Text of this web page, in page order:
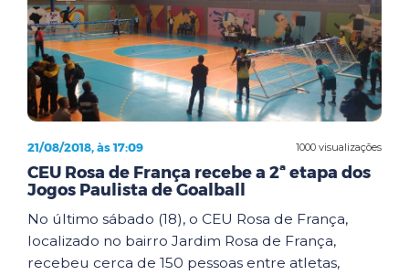
1000 visualizações
21/08/2018, às 17:09
CEU Rosa de França recebe a 2ª etapa dos
Jogos Paulista de Goalball
No último sábado (18), o CEU Rosa de França,
localizado no bairro Jardim Rosa de França,
recebeu cerca de 150 pessoas entre atletas,